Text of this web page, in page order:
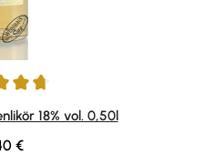
4.85 von 5 Sternen
18% vol. 0,50l
Preis:
€